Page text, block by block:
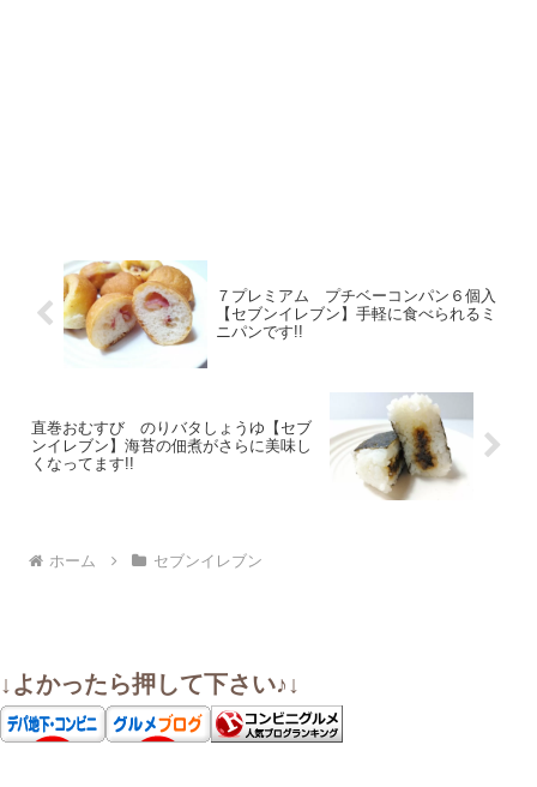
７プレミアム プチベーコンパン６個入
【セブンイレブン】手軽に食べられるミ
ニパンです!!
直巻おむすび のりバタしょうゆ【セブ
ンイレブン】海苔の佃煮がさらに美味し
くなってます!!
ホーム セブンイレブン
↓よかったら押して下さい♪↓